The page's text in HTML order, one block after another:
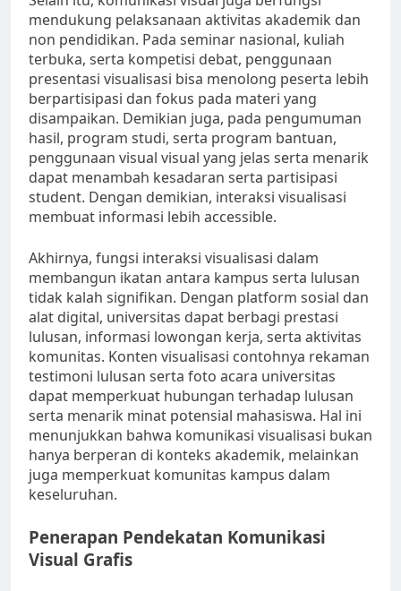
mendukung pelaksanaan aktivitas akademik dan
non pendidikan. Pada seminar nasional, kuliah
terbuka, serta kompetisi debat, penggunaan
presentasi visualisasi bisa menolong peserta lebih
berpartisipasi dan fokus pada materi yang
disampaikan. Demikian juga, pada pengumuman
hasil, program studi, serta program bantuan,
penggunaan visual visual yang jelas serta menarik
dapat menambah kesadaran serta partisipasi
student. Dengan demikian, interaksi visualisasi
membuat informasi lebih accessible.
Akhirnya, fungsi interaksi visualisasi dalam
membangun ikatan antara kampus serta lulusan
tidak kalah signifikan. Dengan platform sosial dan
alat digital, universitas dapat berbagi prestasi
lulusan, informasi lowongan kerja, serta aktivitas
komunitas. Konten visualisasi contohnya rekaman
testimoni lulusan serta foto acara universitas
dapat memperkuat hubungan terhadap lulusan
serta menarik minat potensial mahasiswa. Hal ini
menunjukkan bahwa komunikasi visualisasi bukan
hanya berperan di konteks akademik, melainkan
juga memperkuat komunitas kampus dalam
keseluruhan.
Penerapan Pendekatan Komunikasi
Visual Grafis